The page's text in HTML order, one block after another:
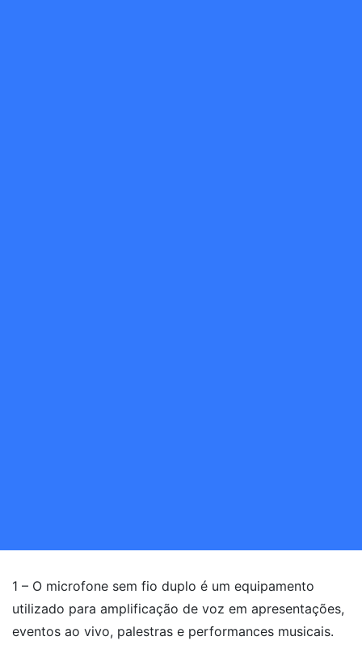
1 – O microfone sem fio duplo é um equipamento
utilizado para amplificação de voz em apresentações,
eventos ao vivo, palestras e performances musicais.